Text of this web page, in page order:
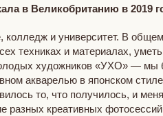
в Великобританию в 2019
и университет. В
техниках и материалах,
художников «УХО» — мы
акварелью в японском
то, что получилось, и
разных креативных